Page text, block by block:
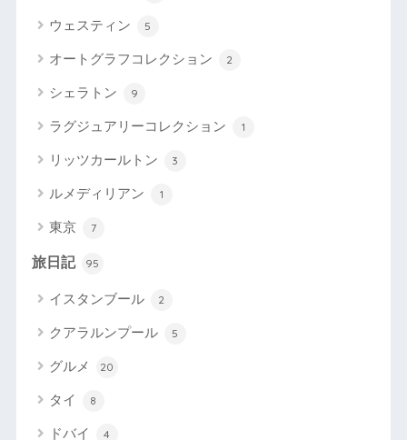
ウェスティン 5
オートグラフコレクション 2
シェラトン 9
ラグジュアリーコレクション 1
リッツカールトン 3
ルメディリアン 1
東京 7
旅日記 95
イスタンブール 2
クアラルンプール 5
グルメ 20
タイ 8
ドバイ 4